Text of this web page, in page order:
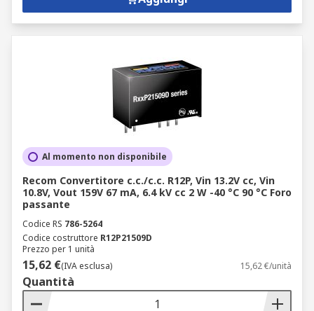
Al momento non disponibile
Recom Convertitore c.c./c.c. R12P, Vin 13.2V cc, Vin
10.8V, Vout 159V 67 mA, 6.4 kV cc 2 W -40 °C 90 °C Foro
passante
Codice RS 786-5264
Codice costruttore R12P21509D
Prezzo per 1 unità
15,62 €(IVA esclusa) 15,62 €/unità
Quantità